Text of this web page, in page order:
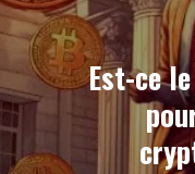
Est-ce